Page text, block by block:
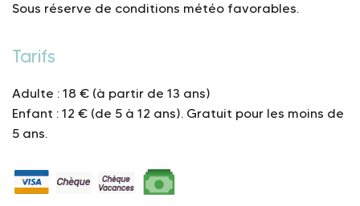
Sous réserve de conditions météo favorables.
Tarifs
Adulte : 18 € (à partir de 13 ans)
Enfant : 12 € (de 5 à 12 ans). Gratuit pour les moins de
5 ans.